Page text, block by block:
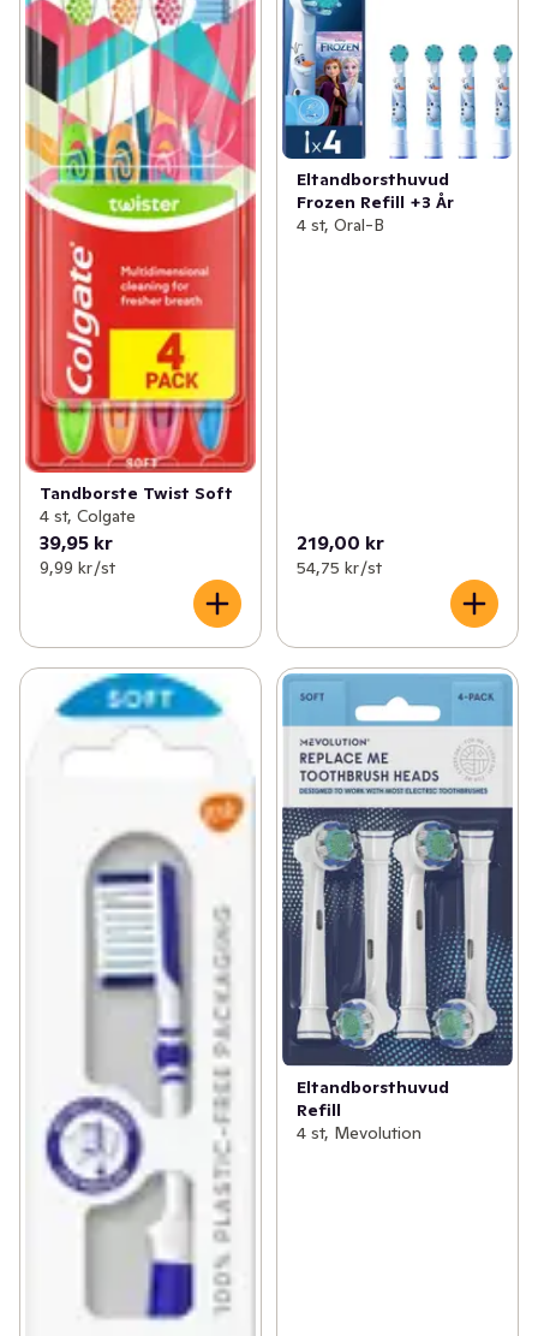
Tandborste Twist Soft
4 st, Colgate
39,95 kr
9,99 kr /st
Eltandborsthuvud
Frozen Refill +3 År
4 st, Oral-B
219,00 kr
54,75 kr /st
Eltandborsthuvud
Refill
4 st, Mevolution